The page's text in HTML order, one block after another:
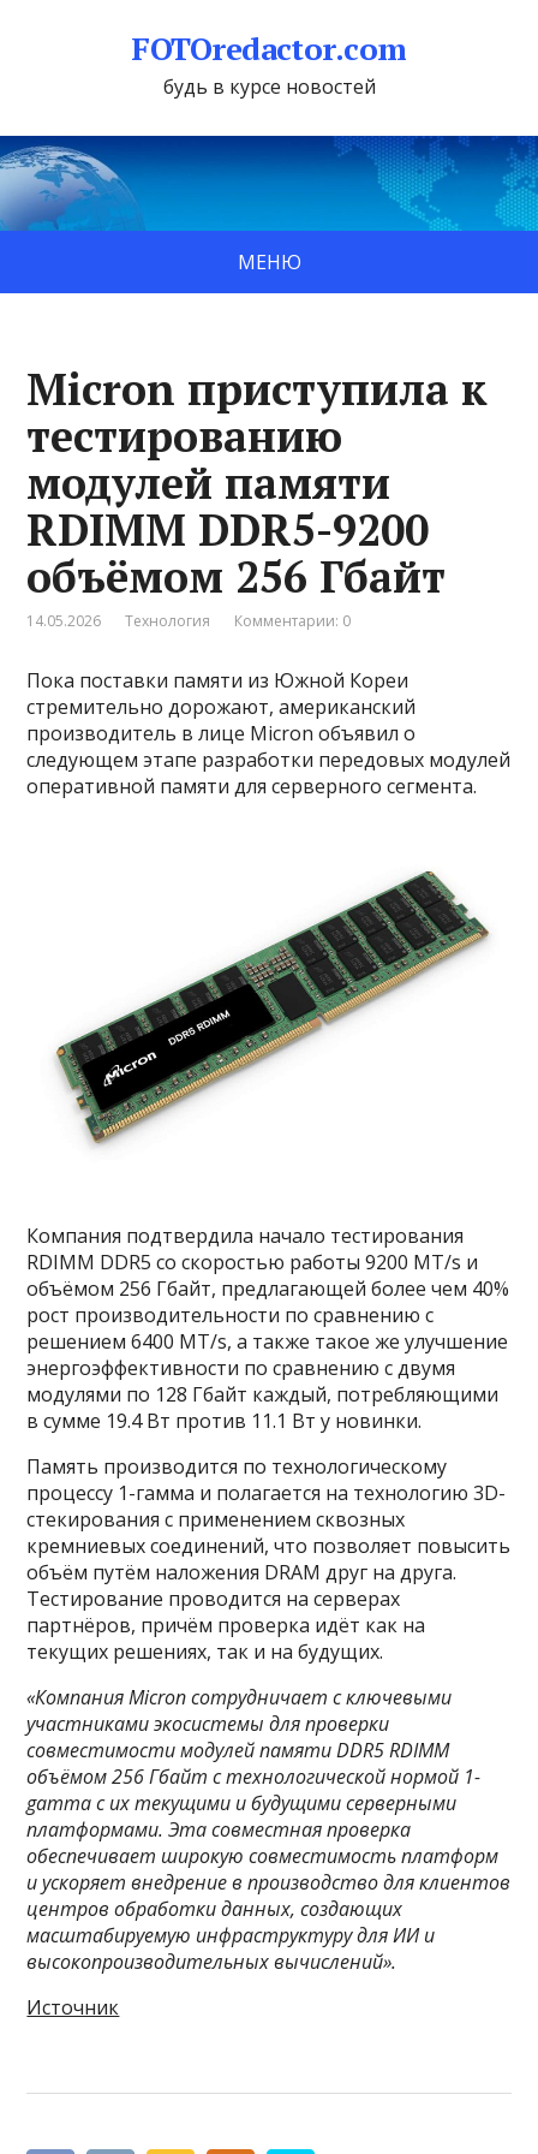
FOTOredactor.com
будь в курсе новостей
МЕНЮ
Micron приступила к
тестированию
модулей памяти
RDIMM DDR5-9200
объёмом 256 Гбайт
14.05.2026 Технология Комментарии: 0
Пока поставки памяти из Южной Кореи
стремительно дорожают, американский
производитель в лице Micron объявил о
следующем этапе разработки передовых модулей
оперативной памяти для серверного сегмента.
Компания подтвердила начало тестирования
RDIMM DDR5 со скоростью работы 9200 MT/s и
объёмом 256 Гбайт, предлагающей более чем 40%
рост производительности по сравнению с
решением 6400 MT/s, а также такое же улучшение
энергоэффективности по сравнению с двумя
модулями по 128 Гбайт каждый, потребляющими
в сумме 19.4 Вт против 11.1 Вт у новинки.
Память производится по технологическому
процессу 1-гамма и полагается на технологию 3D-
стекирования с применением сквозных
кремниевых соединений, что позволяет повысить
объём путём наложения DRAM друг на друга.
Тестирование проводится на серверах
партнёров, причём проверка идёт как на
текущих решениях, так и на будущих.
«Компания Micron сотрудничает с ключевыми
участниками экосистемы для проверки
совместимости модулей памяти DDR5 RDIMM
объёмом 256 Гбайт с технологической нормой 1-
gamma с их текущими и будущими серверными
платформами. Эта совместная проверка
обеспечивает широкую совместимость платформ
и ускоряет внедрение в производство для клиентов
центров обработки данных, создающих
масштабируемую инфраструктуру для ИИ и
высокопроизводительных вычислений».
Источник